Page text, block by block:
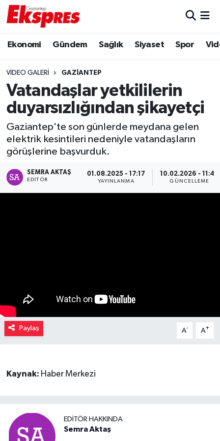
Ekonomi Gündem Sağlık Siyaset Spor
VIDEO GALERI GAZIANTEP
Vatandaşlar yetkililerin
duyarsızlığından şikayetçi
Gaziantep'te son günlerde meydana gelen
elektrik kesintileri nedeniyle vatandaşların
görüşlerine başvurduk.
SEMRA AKTAŞ
EDITÖR
01.08.2025 - 17:17
YAYINLANMA
10.02.2026 - 11:47
GÜNCELLEME
Paylaş A- A+
Kaynak: Haber Merkezi
EDITÖR HAKKINDA
Semra Aktaş
Ekonomi
Gaziantep son dakika
Genel
Gündem
Sinemalar
Teknoloji
Türkiye
Trafik Durumu
Puan Durumu ve Fikstür
Tüm Manşetler
Son Dakika Haberleri